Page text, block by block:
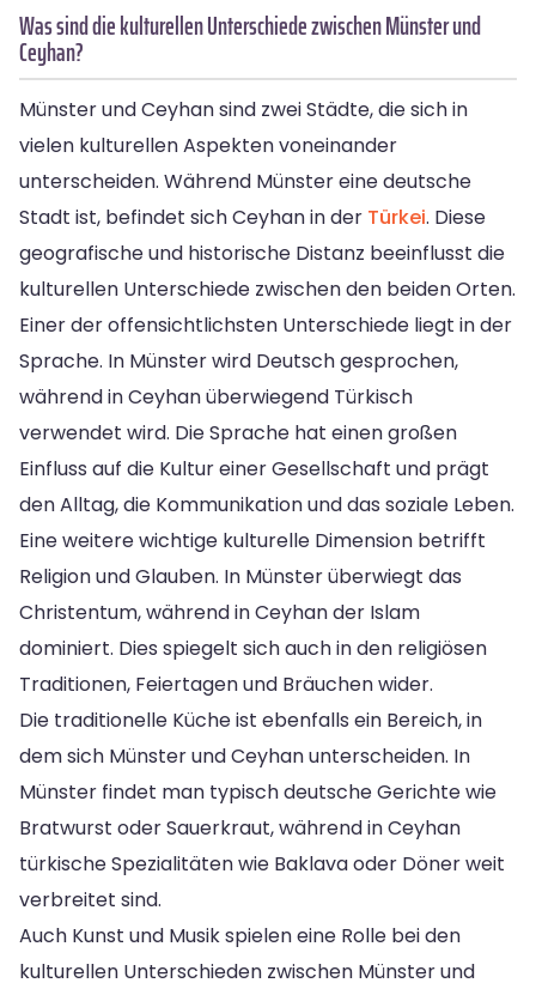
Was sind die kulturellen Unterschiede zwischen Münster und
Ceyhan?
Münster und Ceyhan sind zwei Städte, die sich in
vielen kulturellen Aspekten voneinander
unterscheiden. Während Münster eine deutsche
Stadt ist, befindet sich Ceyhan in der Türkei. Diese
geografische und historische Distanz beeinflusst die
kulturellen Unterschiede zwischen den beiden Orten.
Einer der offensichtlichsten Unterschiede liegt in der
Sprache. In Münster wird Deutsch gesprochen,
während in Ceyhan überwiegend Türkisch
verwendet wird. Die Sprache hat einen großen
Einfluss auf die Kultur einer Gesellschaft und prägt
den Alltag, die Kommunikation und das soziale Leben.
Eine weitere wichtige kulturelle Dimension betrifft
Religion und Glauben. In Münster überwiegt das
Christentum, während in Ceyhan der Islam
dominiert. Dies spiegelt sich auch in den religiösen
Traditionen, Feiertagen und Bräuchen wider.
Die traditionelle Küche ist ebenfalls ein Bereich, in
dem sich Münster und Ceyhan unterscheiden. In
Münster findet man typisch deutsche Gerichte wie
Bratwurst oder Sauerkraut, während in Ceyhan
türkische Spezialitäten wie Baklava oder Döner weit
verbreitet sind.
Auch Kunst und Musik spielen eine Rolle bei den
kulturellen Unterschieden zwischen Münster und